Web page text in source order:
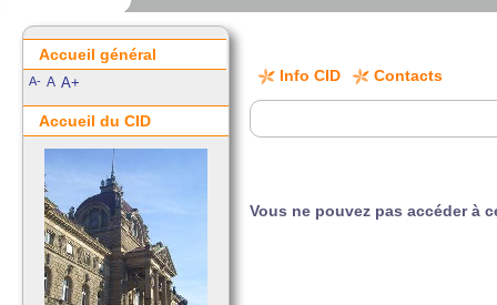
Info CID Contacts
Vous ne pouvez pas accéder à
Accueil général
A- A A+
Accueil du CID